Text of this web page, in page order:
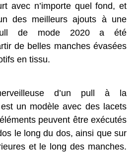
avec n’importe quel fond, et
des meilleurs ajouts à une
de mode 2020 a été
de belles manches évasées
en tissu.
d’un pull à la
un modèle avec des lacets
peuvent être exécutés
le long du dos, ainsi que sur
et le long des manches.